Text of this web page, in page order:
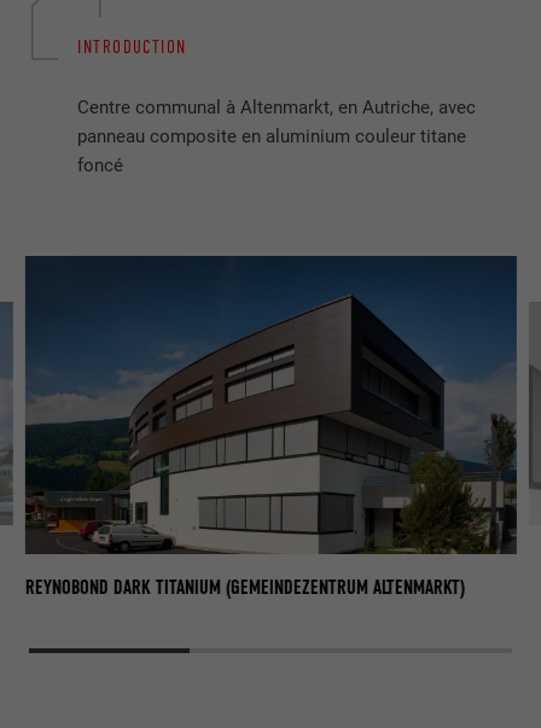
INTRODUCTION
Centre communal à Altenmarkt, en Autriche, avec
panneau composite en aluminium couleur titane
foncé
REYNOBOND DARK TITANIUM (GEMEINDEZENTRUM ALTENMARKT)